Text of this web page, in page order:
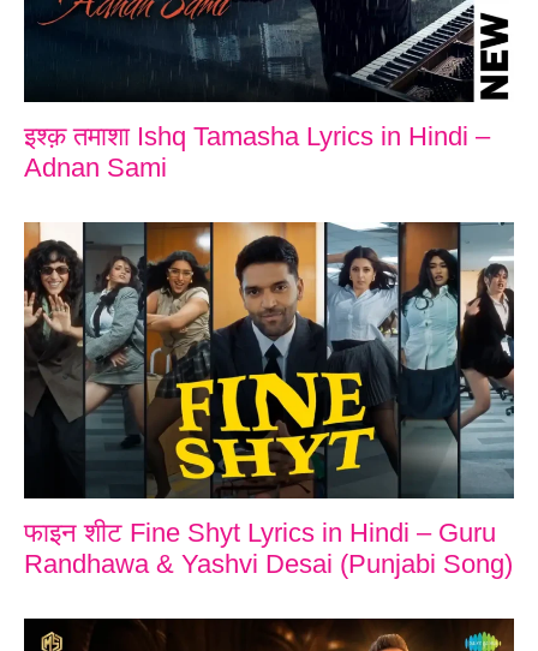
इश्क़ तमाशा Ishq Tamasha Lyrics in Hindi –
Adnan Sami
फाइन शीट Fine Shyt Lyrics in Hindi – Guru
Randhawa & Yashvi Desai (Punjabi Song)